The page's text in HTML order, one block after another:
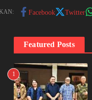
Facebook Twitter
Featured Posts
1